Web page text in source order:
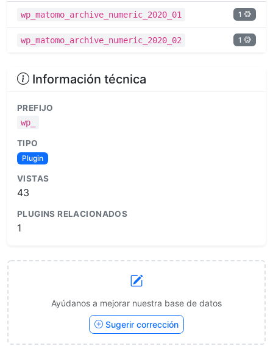
wp_matomo_archive_numeric_2020_01 1
wp_matomo_archive_numeric_2020_02 1
Información técnica
PREFIJO
wp_
TIPO
Plugin
VISTAS
43
PLUGINS RELACIONADOS
1
Ayúdanos a mejorar nuestra base de datos
Sugerir corrección